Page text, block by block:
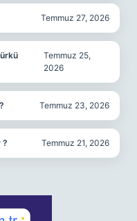
Temmuz 27, 2026
Temmuz 25,
2026
Temmuz 23, 2026
? Temmuz 21, 2026